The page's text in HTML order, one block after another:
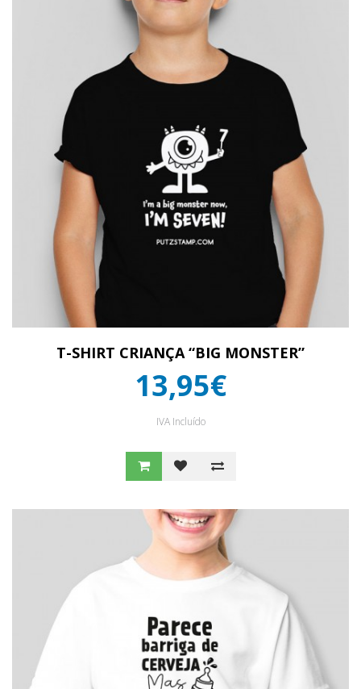
T-SHIRT CRIANÇA “BIG MONSTER”
13,95€
IVA Incluído